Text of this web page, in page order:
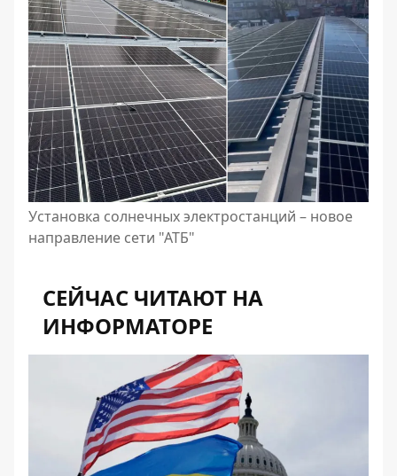
Установка солнечных электростанций – новое
направление сети "АТБ"
СЕЙЧАС ЧИТАЮТ НА
ИНФОРМАТОРЕ